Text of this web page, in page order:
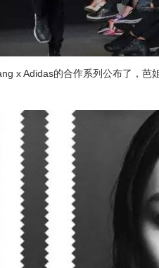
x Adidas的合作系列公布了，芭